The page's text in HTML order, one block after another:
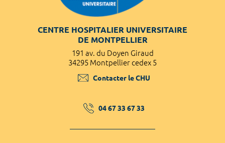
CENTRE HOSPITALIER UNIVERSITAIRE
DE MONTPELLIER
191 av. du Doyen Giraud
34295 Montpellier cedex 5
Contacter le CHU
04 67 33 67 33